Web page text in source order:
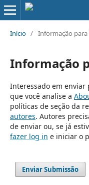
Início / Informação
Informação
Interessado em enviar
que você analise a
políticas de seção da
autores. Autores
de enviar ou, se já
fazer log in e iniciar o
Enviar Submissão